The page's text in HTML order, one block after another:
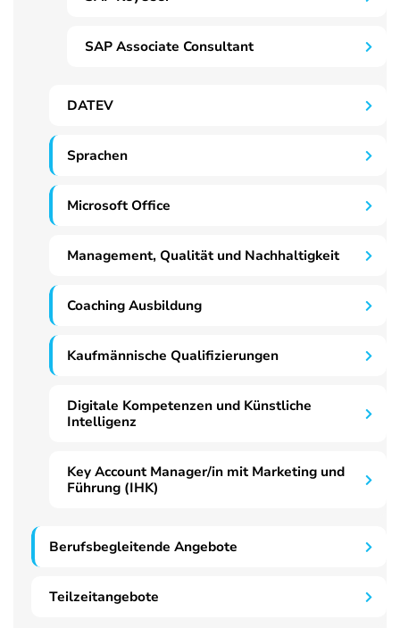
SAP Associate Consultant
DATEV
Sprachen
Microsoft Office
Management, Qualität und Nachhaltigkeit
Coaching Ausbildung
Kaufmännische Qualifizierungen
Digitale Kompetenzen und Künstliche
Intelligenz
Key Account Manager/in mit Marketing und
Führung (IHK)
Berufsbegleitende Angebote
Teilzeitangebote